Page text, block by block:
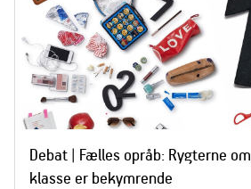
Debat | Fælles opråb: Rygterne
klasse er bekymrende